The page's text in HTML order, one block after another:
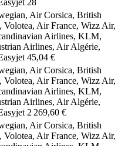
Air Corsica, British
Air France, Wizz Air,
Airlines, KLM,
Airlines, Air Algérie,
45,04 €
Air Corsica, British
Air France, Wizz Air,
Airlines, KLM,
Airlines, Air Algérie,
2 269,60 €
Air Corsica, British
Air France, Wizz Air,